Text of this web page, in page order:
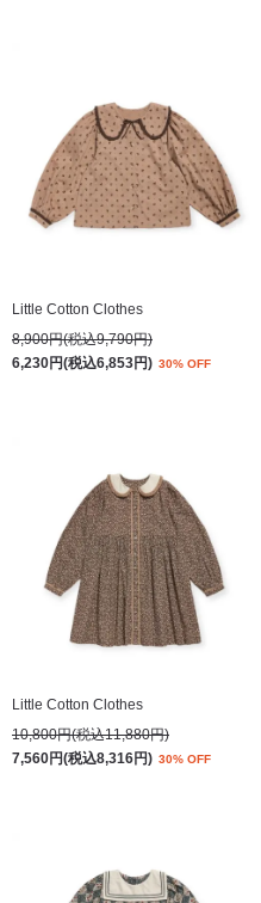
Little Cotton Clothes
8,900円(税込9,790円)
6,230円(税込6,853円) 30% OFF
Little Cotton Clothes
10,800円(税込11,880円)
7,560円(税込8,316円) 30% OFF